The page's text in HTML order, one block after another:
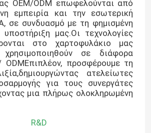
OEM/ODM επωφελούνται από
εμπειρία και την εσωτερική
σε συνδυασμό με τη φημισμένη
μας.Οι τεχνολογίες
στο χαρτοφυλάκιο μας
σε διάφορα
ODMΕπιπλέον, προσφέρουμε τη
ατελείωτες
για τους συνεργάτες
μια πλήρως ολοκληρωμένη
R&D